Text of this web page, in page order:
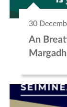
30
An